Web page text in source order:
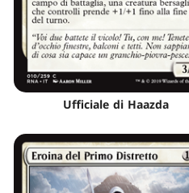
Ufficiale di Haazda